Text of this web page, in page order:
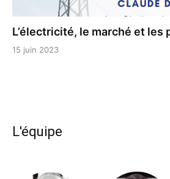
L’électricité, le marché et les
15 juin 2023
L'équipe